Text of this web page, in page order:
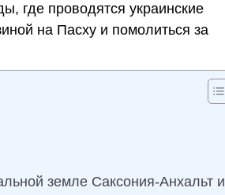
где проводятся украинские
на Пасху и помолиться за
земле Саксония-Анхальт и